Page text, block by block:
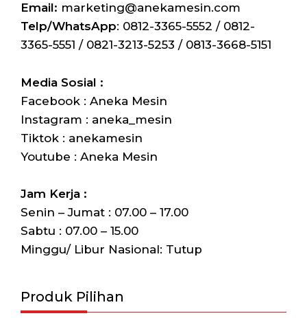
Email: marketing@anekamesin.com
Telp/WhatsApp: 0812-3365-5552 / 0812-
3365-5551 / 0821-3213-5253 / 0813-3668-5151
Media Sosial :
Facebook : Aneka Mesin
Instagram : aneka_mesin
Tiktok : anekamesin
Youtube : Aneka Mesin
Jam Kerja :
Senin – Jumat : 07.00 – 17.00
Sabtu : 07.00 – 15.00
Minggu/ Libur Nasional: Tutup
Produk Pilihan